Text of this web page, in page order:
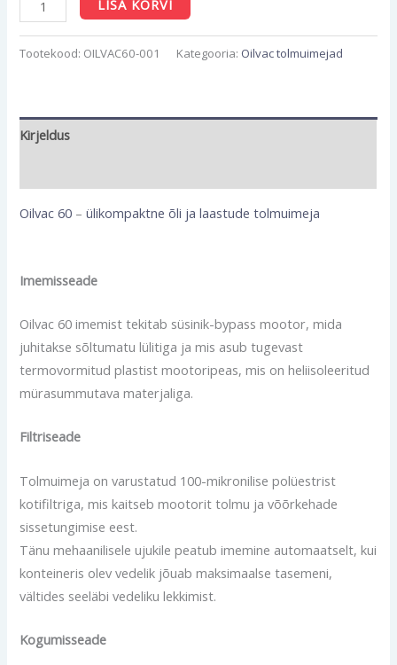
LISA KORVI
Tootekood: OILVAC60-001 Kategooria: Oilvac tolmuimejad
Kirjeldus
Oilvac 60 –ülikompaktne õli ja laastude tolmuimeja
Imemisseade
Oilvac 60 imemist tekitab süsinik-bypass mootor, mida
juhitakse sõltumatu lülitiga ja mis asub tugevast
termovormitud plastist mootoripeas, mis on heliisoleeritud
mürasummutava materjaliga.
Filtriseade
Tolmuimeja on varustatud 100-mikronilise polüestrist
kotifiltriga, mis kaitseb mootorit tolmu ja võõrkehade
sissetungimise eest.
Tänu mehaanilisele ujukile peatub imemine automaatselt, kui
konteineris olev vedelik jõuab maksimaalse tasemeni,
vältides seeläbi vedeliku lekkimist.
Kogumisseade